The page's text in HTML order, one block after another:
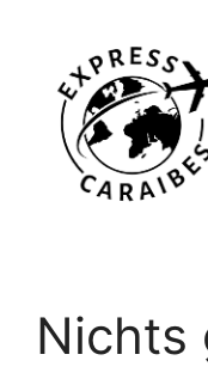
springen
Nichts